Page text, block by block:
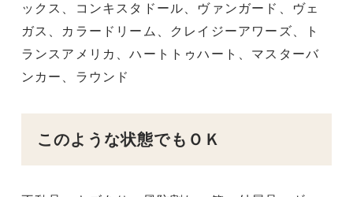
ックス、コンキスタドール、ヴァンガード、ヴェ
ガス、カラードリーム、クレイジーアワーズ、ト
ランスアメリカ、ハートトゥハート、マスターバ
ンカー、ラウンド
このような状態でもＯＫ